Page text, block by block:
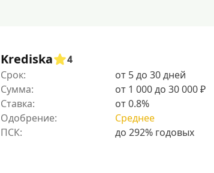
Krediska
4
Срок:
от 5 до 30 дней
Сумма:
от 1 000 до 30 000 ₽
Ставка:
от 0.8%
Одобрение:
Среднее